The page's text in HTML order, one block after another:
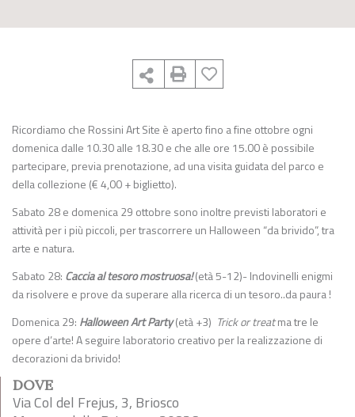
Ricordiamo che Rossini Art Site è aperto fino a fine ottobre ogni
domenica dalle 10.30 alle 18.30 e che alle ore 15.00 è possibile
partecipare, previa prenotazione, ad una visita guidata del parco e
della collezione (€ 4,00 + biglietto).
Sabato 28 e domenica 29 ottobre sono inoltre previsti laboratori e
attività per i più piccoli, per trascorrere un Halloween “da brivido”, tra
arte e natura.
Sabato 28: Caccia al tesoro mostruosa!(età 5-12)- Indovinelli enigmi
da risolvere e prove da superare alla ricerca di un tesoro..da paura !
Domenica 29: Halloween Art Party(età +3) Trick or treatma tre le
opere d’arte! A seguire laboratorio creativo per la realizzazione di
decorazioni da brivido!
DOVE
Via Col del Frejus, 3, Briosco